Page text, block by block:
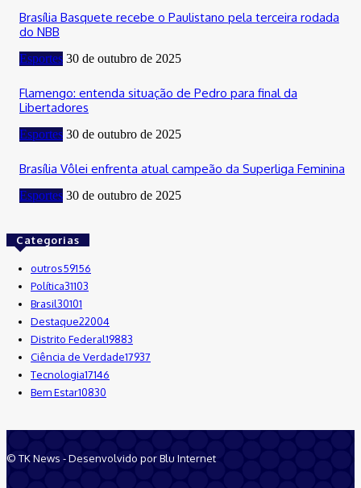
Brasília Basquete recebe o Paulistano pela terceira rodada
do NBB
Esportes 30 de outubro de 2025
Flamengo: entenda situação de Pedro para final da
Libertadores
Esportes 30 de outubro de 2025
Brasília Vôlei enfrenta atual campeão da Superliga Feminina
Esportes 30 de outubro de 2025
Categorias
outros59156
Política31103
Brasil30101
Destaque22004
Distrito Federal19883
Ciência de Verdade17937
Tecnologia17146
Bem Estar10830
© TK News - Desenvolvido por Blu Internet